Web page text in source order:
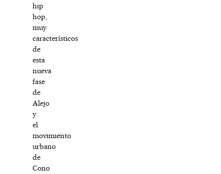
hip
hop,
muy
característicos
de
esta
nueva
fase
de
Alejo
y
el
movimiento
urbano
de
Cono